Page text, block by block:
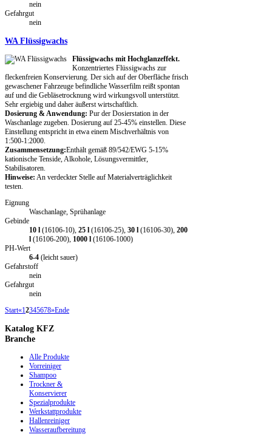
nein
Gefahrgut
nein
WA Flüssigwachs
Flüssigwachs mit Hochglanzeffekt.
Konzentriertes Flüssigwachs zur
fleckenfreien Konservierung. Der sich auf der Oberfläche frisch
gewaschener Fahrzeuge befindliche Wasserfilm reißt spontan
auf und die Gebläsetrocknung wird wirkungsvoll unterstützt.
Sehr ergiebig und daher äußerst wirtschaftlich.
Dosierung & Anwendung: Pur der Dosierstation in der
Waschanlage zugeben. Dosierung auf 25-45% einstellen. Diese
Einstellung entspricht in etwa einem Mischverhältnis von
1:500-1:2000.
Zusammensetzung:Enthält gemäß 89/542/EWG 5-15%
kationische Tenside, Alkohole, Lösungsvermittler,
Stabilisatoren.
Hinweise: An verdeckter Stelle auf Materialverträglichkeit
testen.
Eignung
Waschanlage, Sprühanlage
Gebinde
10 l (16106-10), 25 l (16106-25), 30 l (16106-30), 200
l (16106-200), 1000 l (16106-1000)
PH-Wert
6-4 (leicht sauer)
Gefahrstoff
nein
Gefahrgut
nein
Start«12345678»Ende
Katalog KFZ
Branche
Alle Produkte
Vorreiniger
Shampoo
Trockner &
Konservierer
Spezialprodukte
Werkstattprodukte
Hallenreiniger
Wasseraufbereitung